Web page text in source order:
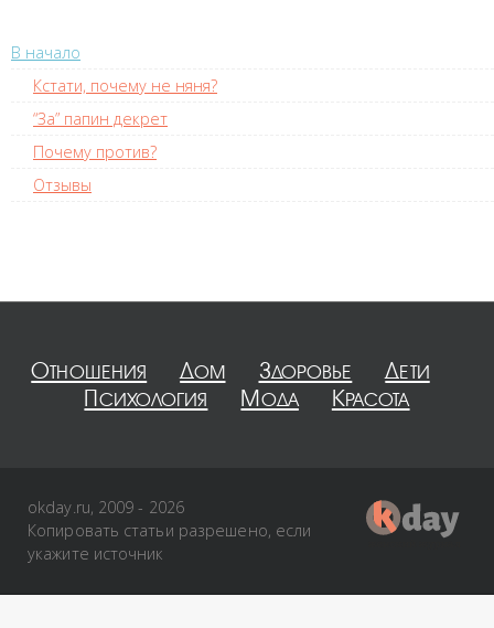
В начало
Кстати, почему не няня?
“За” папин декрет
Почему против?
Отзывы
Отношения Дом Здоровье
Дети
Психология
Мода Красота
okday.ru, 2009 - 2026
Копировать статьи разрешено, если
укажите источник